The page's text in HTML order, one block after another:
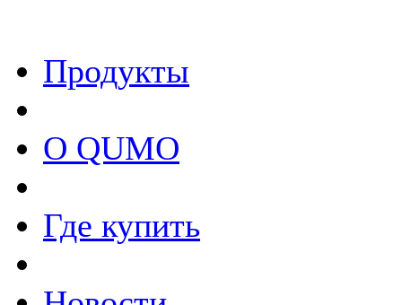
Продукты
О QUMO
Где купить